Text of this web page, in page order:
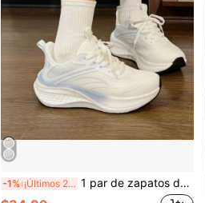
-1% ¡Últimos 2 días 1 par de zapatos deportivos para mujer, transpirables, ligeros y cómodos para caminar, con cordones, de moda, versátiles, casuales, de caña baja, para correr